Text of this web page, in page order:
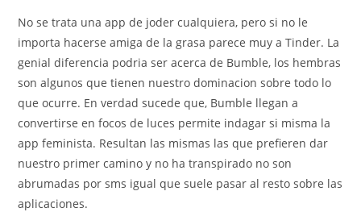
No se trata una app de joder cualquiera, pero si no le
importa hacerse amiga de la grasa parece muy a Tinder. La
genial diferencia podri­a ser acerca de Bumble, los hembras
son algunos que tienen nuestro dominacion sobre todo lo
que ocurre. En verdad sucede que, Bumble llegan a
convertirse en focos de luces permite indagar si misma la
app feminista. Resultan las mismas las que prefieren dar
nuestro primer camino y no ha transpirado no son
abrumadas por sms igual que suele pasar al resto sobre las
aplicaciones.